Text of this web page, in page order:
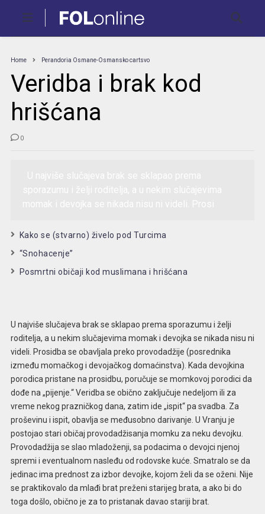
Home Perandoria Osmane-Osmansko cartsvo
Veridba i brak kod
hrišćana
0
Kako se (stvarno) živelo pod Turcima
“Snohacenje”
Posmrtni običaji kod muslimana i hrišćana
U najviše slučajeva brak se sklapao prema sporazumu i želji
roditelja, a u nekim slučajevima momak i devojka se nikada nisu ni
videli. Prosidba se obavljala preko provodadžije (posrednika
između momačkog i devojačkog domaćinstva). Kada devojkina
porodica pristane na prosidbu, poručuje se momkovoj porodici da
dođe na „pijenje.“ Veridba se obično zaključuje nedeljom ili za
vreme nekog prazničkog dana, zatim ide „ispit“ pa svadba. Za
proševinu i ispit, obavlja se međusobno darivanje. U Vranju je
postojao stari običaj provodadžisanja momku za neku devojku.
Provodadžija se slao mladoženji, sa podacima o devojci njenoj
spremi i eventualnom nasleđu od rodovske kuće. Smatralo se da
jedinac ima prednost za izbor devojke, kojom želi da se oženi. Nije
se praktikovalo da mlađi brat preženi starijeg brata, a ako bi do
toga došlo, obično je za to pristanak davao stariji brat.